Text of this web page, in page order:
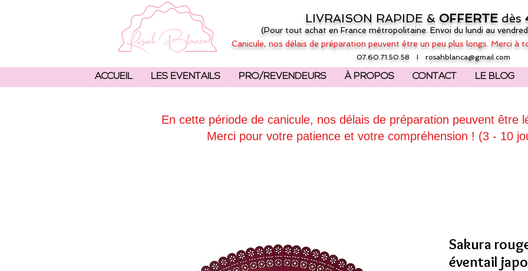
LIVRAISON RAPIDE & OFFERTE dès
(Pour tout achat en France métropolitaine. Envoi du lundi au
Canicule, nos délais de préparation peuvent être un peu plus longs. Merci à
07.60.71.50.58 I rosahblanca@gmail.com
ACCUEIL LES ÉVENTAILS PRO/REVENDEURS À PROPOS CONTACT LE BLOG
En cette période de canicule, nos délais de préparation peuvent être
Merci pour votre patience et votre compréhension ! (3 - 10
Sakura
éventail